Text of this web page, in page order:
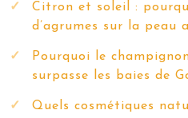
Citron et soleil :
d’agrumes sur la peau
Pourquoi le
surpasse les baies de
Quels cosmétiques